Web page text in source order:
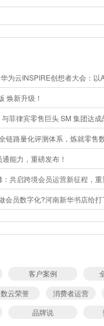
创想者大会：以AI重构消费者运营
焕新升级！
巨头 SM 集团达成战略合作，携手开启 SMAC 会员
链路量化评测体系，炼就零售
能力，重磅发布！
启跨境会员运营新征程，重塑消
会员数字化?河南新华书店给打
客户案例
数云荣誉 消费者运营
品牌说